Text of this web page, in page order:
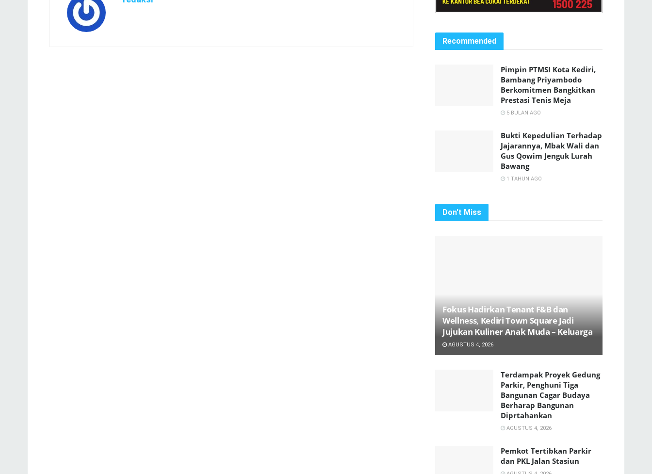
Recommended
Pimpin PTMSI Kota Kediri,
Bambang Priyambodo
Berkomitmen Bangkitkan
Prestasi Tenis Meja
5 BULAN AGO
Bukti Kepedulian Terhadap
Jajarannya, Mbak Wali dan
Gus Qowim Jenguk Lurah
Bawang
1 TAHUN AGO
Don't Miss
Fokus Hadirkan Tenant F&B dan
Wellness, Kediri Town Square Jadi
Jujukan Kuliner Anak Muda – Keluarga
AGUSTUS 4, 2026
Terdampak Proyek Gedung
Parkir, Penghuni Tiga
Bangunan Cagar Budaya
Berharap Bangunan
Diprtahankan
AGUSTUS 4, 2026
Pemkot Tertibkan Parkir
dan PKL Jalan Stasiun